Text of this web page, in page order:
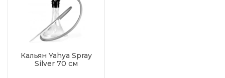
Кальян Yahya Spray
Silver 70 см